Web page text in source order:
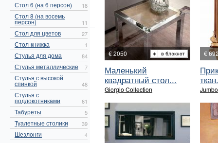
Стол 6 (на 6 персон) 18
Стол 8 (на восемь
персон) 11
Стол для цветов 27
Стол-книжка 1
Стулья для дома 84
Стулья металлические 7
Стулья с высокой
спинкой 48
Стулья с
подлокотниками 61
Табуреты 5
Туалетные столики 39
Шезлонги 4
€ 2050
Маленький
квадратный стол...
Giorgio Collection
€